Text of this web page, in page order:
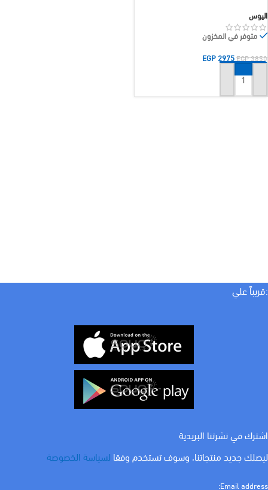
اليوس
متوفر في المخزون
EGP3850
EGP2975
إضافة إلى السلة
:قريباً علي
اشترك في نشرتنا البريدية
ليصلك جديد منتجاتنا، وسوف تستخدم وفقا لسياسة الخصوصة
Email address: